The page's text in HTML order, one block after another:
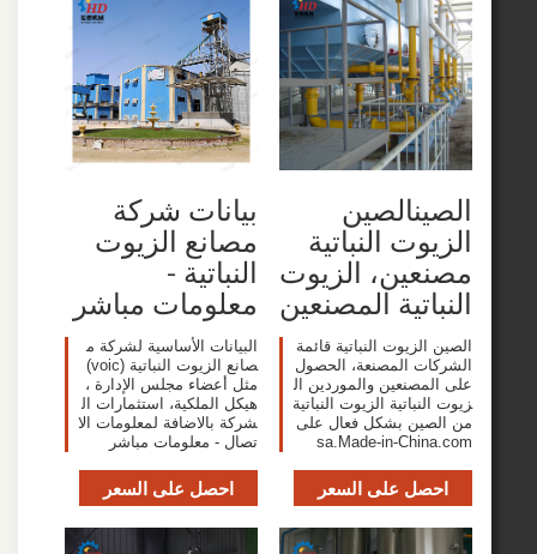
النباتية
الزيوت
المصنعين
النباتية قائمة
المصنعة، الحصول
والموردين ال
الزيوت النباتية
بشكل فعال على
sa.Made-in-
على السعر
بيانات شركة
مصانع الزيوت
النباتية -
معلومات مباشر
البيانات الأساسية لشركة م
صانع الزيوت النباتية (voic)
مثل أعضاء مجلس الإدارة ،
هيكل الملكية، استثمارات ال
شركة بالاضافة لمعلومات الا
تصال - معلومات مباشر
احصل على السعر